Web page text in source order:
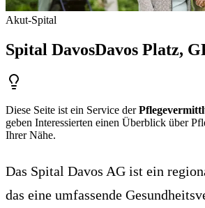
Akut-Spital
Spital DavosDavos Platz,
Diese Seite ist ein Service der
geben Interessierten einen Überblick über
Ihrer Nähe.
Das Spital Davos AG ist ein
das eine umfassende